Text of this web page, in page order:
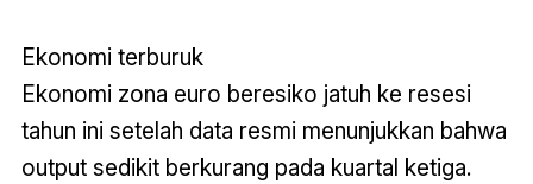
Ekonomi terburuk
Ekonomi zona euro beresiko jatuh ke resesi
tahun ini setelah data resmi menunjukkan bahwa
output sedikit berkurang pada kuartal ketiga.